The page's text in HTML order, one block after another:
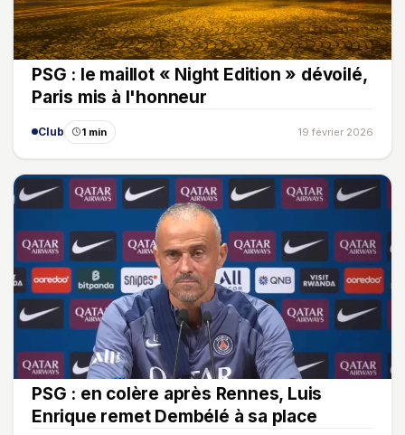
PSG : le maillot « Night Edition » dévoilé,
Paris mis à l'honneur
Club 1 min 19 février 2026
PSG : en colère après Rennes, Luis
Enrique remet Dembélé à sa place